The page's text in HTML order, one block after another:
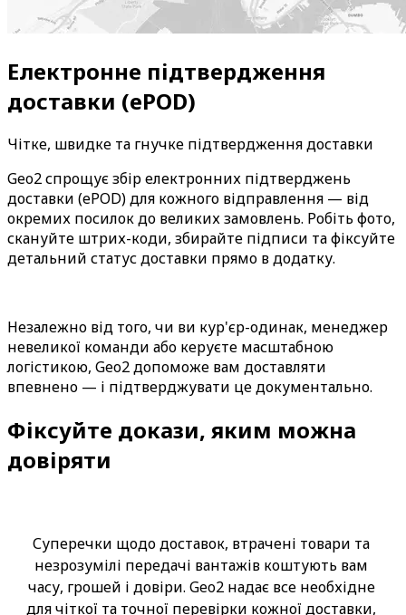
Електронне підтвердження
доставки (ePOD)
Чітке, швидке та гнучке підтвердження доставки
Geo2 спрощує збір електронних підтверджень
доставки (ePOD) для кожного відправлення — від
окремих посилок до великих замовлень. Робіть фото,
скануйте штрих-коди, збирайте підписи та фіксуйте
детальний статус доставки прямо в додатку.
Незалежно від того, чи ви кур'єр-одинак, менеджер
невеликої команди або керуєте масштабною
логістикою, Geo2 допоможе вам доставляти
впевнено — і підтверджувати це документально.
Фіксуйте докази, яким можна
довіряти
Суперечки щодо доставок, втрачені товари та
незрозумілі передачі вантажів коштують вам
часу, грошей і довіри. Geo2 надає все необхідне
для чіткої та точної перевірки кожної доставки,